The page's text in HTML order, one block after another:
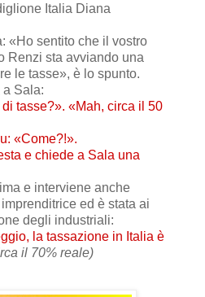
Italia Diana
«Ho sentito che il vostro
Renzi sta avviando una
le tasse», è lo spunto.
a Sala:
tasse?». «Mah, circa il 50
«Come?!».
e chiede a Sala una
e interviene anche
ed è stata ai
degli industriali:
la tassazione in Italia è
il 70% reale)